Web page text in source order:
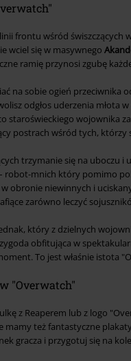
frontu wśród
wciel się w masywnego
ramię przynosi zgubę
na sobie ogień przeciwnika
odgłos uderzenia młota
staroświeckiego wojownika
postrach wśród tych, którzy
trzymanie się na uboczu
robot-mnich który pomimo
obronie niewinnych i
zarówno leczyć
który z dzielnych
obfitująca w
To jest właśnie istota
"Overwatch"
z Reaperem lub z logo
mamy też fantastyczne
gracza i przygotuj się na